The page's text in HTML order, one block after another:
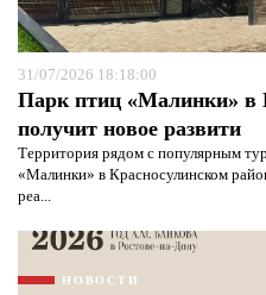
31/07/2026 18:18:00
Парк птиц «Малинки» в
получит новое развити
Территория рядом с популярным
«Малинки» в Красносулинском
реа...
НОВОСТИ